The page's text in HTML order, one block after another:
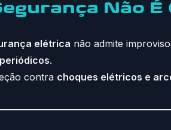
Não É
elétrica não admite
.
contra choques elétricos e